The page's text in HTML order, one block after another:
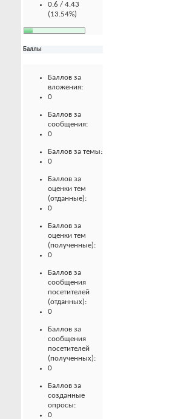
0.6 / 4.43
(13.54%)
Баллы
Баллов за
вложения:
0
Баллов за
сообщения:
0
Баллов за темы:
0
Баллов за
оценки тем
(отданные):
0
Баллов за
оценки тем
(полученные):
0
Баллов за
сообщения
посетителей
(отданных):
0
Баллов за
сообщения
посетителей
(полученных):
0
Баллов за
созданные
опросы:
0